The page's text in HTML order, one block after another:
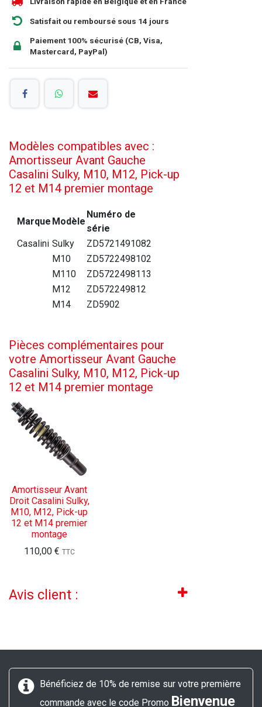
Satisfait ou remboursé sous 14 jours
Paiement 100% sécurisé (CB, Visa,
Mastercard, PayPal)
Modèles compatibles avec :
Amortisseur Avant Gauche
Casalini Sulky, M10, M12, Pick-up
12 et M14 premier montage
Marque Modèle
Numéro de
série
Casalini Sulky
ZD5721491082
M10
ZD5722498102
M110
ZD5722498113
M12
ZD572249812
M14
ZD5902
Pièces complémentaires pour
votre Amortisseur Avant Gauche
Casalini Sulky, M10, M12, Pick-up
12 et M14 premier montage
Amortisseur Avant
Droit Casalini Sulky,
M10, M12, Pick-up
12 et M14 premier
montage
110,00€ TTC
Avis client :
Bénéficiez de 10% de remise sur votre premièrre
commande avec le code Promo Bienvenue